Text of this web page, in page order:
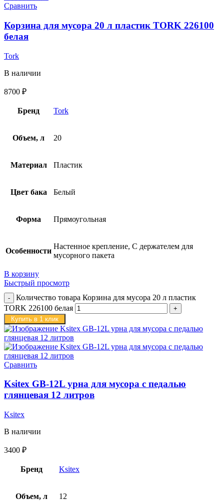
Сравнить
Корзина для мусора 20 л пластик TORK 226100
белая
Tork
В наличии
8700 ₽
Бренд Tork
Объем, л 20
Материал Пластик
Цвет бака Белый
Форма Прямоугольная
Особенности
Настенное крепление, С держателем для
мусорного пакета
В корзину
Быстрый просмотр
Количество товара Корзина для мусора 20 л пластик
TORK 226100 белая
Купить в 1 клик
Сравнить
Ksitex GB-12L урна для мусора с педалью
глянцевая 12 литров
Ksitex
В наличии
3400 ₽
Бренд Ksitex
Объем, л 12